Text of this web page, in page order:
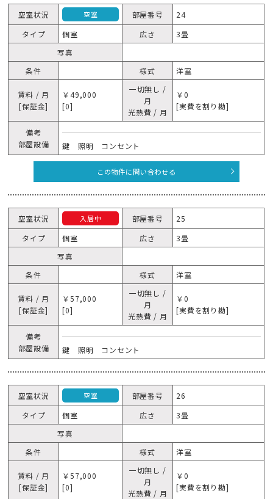
空室状況 空室 部屋番号
24
タイプ
個室 広さ
3畳
写真
条件
様式 洋室
賃料 / 月
[保証金]
￥49,000
[0]
一切無し /
月
光熱費 / 月
￥0
[実費を割り勘]
備考
部屋設備
鍵 照明 コンセント
この物件に問い合わせる
空室状況 入居中 部屋番号
25
タイプ
個室 広さ
3畳
写真
条件
様式 洋室
賃料 / 月
[保証金]
￥57,000
[0]
一切無し /
月
光熱費 / 月
￥0
[実費を割り勘]
備考
部屋設備
鍵 照明 コンセント
空室状況 空室 部屋番号
26
タイプ
個室 広さ
3畳
写真
条件
様式 洋室
賃料 / 月
[保証金]
￥57,000
[0]
一切無し /
月
光熱費 / 月
￥0
[実費を割り勘]